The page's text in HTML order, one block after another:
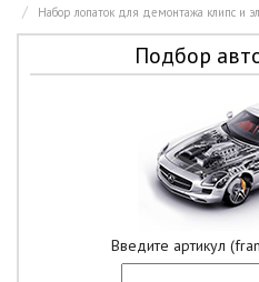
Набор лопаток для демонтажа клипс и
Подбор
Введите артикул